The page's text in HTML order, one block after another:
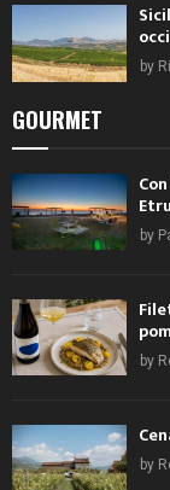
by
GOURMET
by
by
by